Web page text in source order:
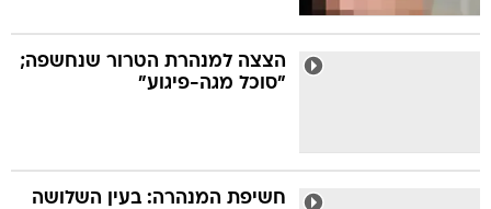
הצצה למנהרת הטרור שנחשפה;
"סוכל מגה-פיגוע"
חשיפת המנהרה: בעין השלושה